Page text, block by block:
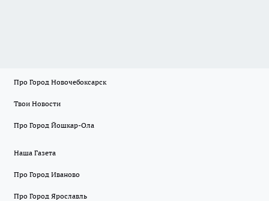
Про Город Новочебоксарск
Твои Новости
Про Город Йошкар-Ола
Наша Газета
Про Город Иваново
Про Город Ярославль